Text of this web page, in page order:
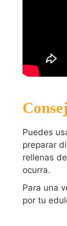
Puedes
preparar
rellenas
ocurra.
Para una
por tu